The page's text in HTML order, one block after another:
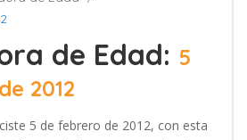
de Edad: 5
2012
5 de febrero de 2012, con esta